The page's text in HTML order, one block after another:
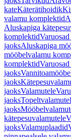
kateKäterätihoidik
valamu komplektid
Aluskapiga
komplektid
jaoksAluskapiga
mööbelvalamu
komplektid
jaoks
jaoks
jaoksValamutele
jaoks
jaoks
kätepesuvalamutele
jaoksValamuplaadid